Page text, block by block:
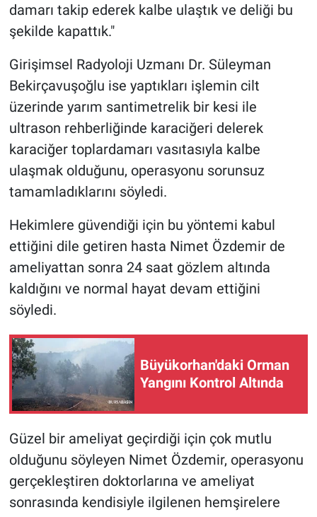
damarı takip ederek kalbe ulaştık ve deliği bu
şekilde kapattık."
Girişimsel Radyoloji Uzmanı Dr. Süleyman
Bekirçavuşoğlu ise yaptıkları işlemin cilt
üzerinde yarım santimetrelik bir kesi ile
ultrason rehberliğinde karaciğeri delerek
karaciğer toplardamarı vasıtasıyla kalbe
ulaşmak olduğunu, operasyonu sorunsuz
tamamladıklarını söyledi.
Hekimlere güvendiği için bu yöntemi kabul
ettiğini dile getiren hasta Nimet Özdemir de
ameliyattan sonra 24 saat gözlem altında
kaldığını ve normal hayat devam ettiğini
söyledi.
Büyükorhan'daki Orman
Yangını Kontrol Altında
Güzel bir ameliyat geçirdiği için çok mutlu
olduğunu söyleyen Nimet Özdemir, operasyonu
gerçekleştiren doktorlarına ve ameliyat
sonrasında kendisiyle ilgilenen hemşirelere